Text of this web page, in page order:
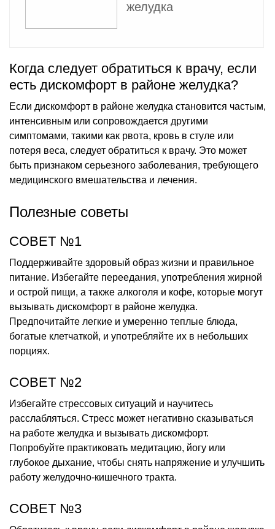
желудка
Когда следует обратиться к врачу, если
есть дискомфорт в районе желудка?
Если дискомфорт в районе желудка становится частым,
интенсивным или сопровождается другими
симптомами, такими как рвота, кровь в стуле или
потеря веса, следует обратиться к врачу. Это может
быть признаком серьезного заболевания, требующего
медицинского вмешательства и лечения.
Полезные советы
СОВЕТ №1
Поддерживайте здоровый образ жизни и правильное
питание. Избегайте переедания, употребления жирной
и острой пищи, а также алкоголя и кофе, которые могут
вызывать дискомфорт в районе желудка.
Предпочитайте легкие и умеренно теплые блюда,
богатые клетчаткой, и употребляйте их в небольших
порциях.
СОВЕТ №2
Избегайте стрессовых ситуаций и научитесь
расслабляться. Стресс может негативно сказываться
на работе желудка и вызывать дискомфорт.
Попробуйте практиковать медитацию, йогу или
глубокое дыхание, чтобы снять напряжение и улучшить
работу желудочно-кишечного тракта.
СОВЕТ №3